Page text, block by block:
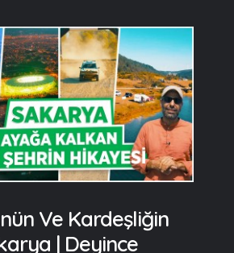
Ve Kardeşliğin
| Deyince